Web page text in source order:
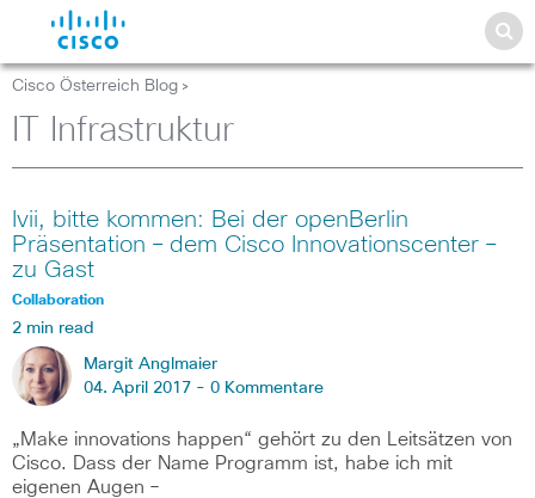
Cisco Österreich Blog >
IT Infrastruktur
Ivii, bitte kommen: Bei der openBerlin
Präsentation – dem Cisco Innovationscenter –
zu Gast
Collaboration
2 min read
Margit Anglmaier
04. April 2017 - 0 Kommentare
„Make innovations happen“ gehört zu den Leitsätzen von
Cisco. Dass der Name Programm ist, habe ich mit
eigenen Augen –